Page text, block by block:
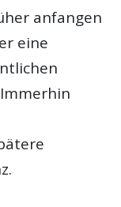
anfangen
eine